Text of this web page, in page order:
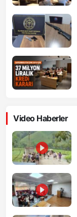
Video Haberler